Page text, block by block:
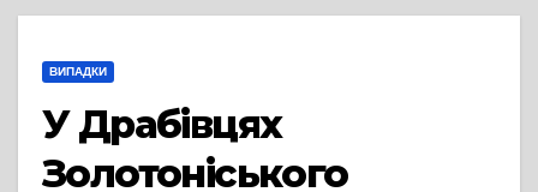
ВИПАДКИ
У Драбівцях
Золотоніського